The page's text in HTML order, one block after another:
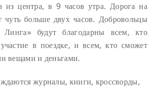
из центра, в 9 часов утра. Дорога на
чуть больше двух часов. Добровольцы
Линга» будут благодарны всем, кто
в поездке, и всем, кто сможет
вещами и деньгами.
журналы, книги, кроссворды,